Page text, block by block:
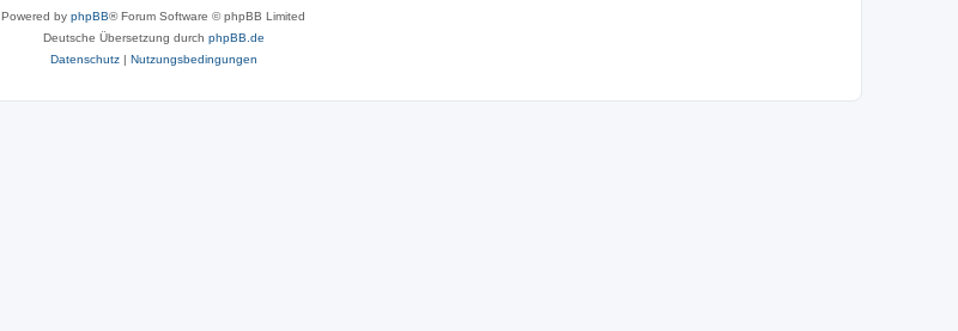
Powered by phpBB® Forum Software © phpBB Limited
Deutsche Übersetzung durch phpBB.de
Datenschutz| Nutzungsbedingungen